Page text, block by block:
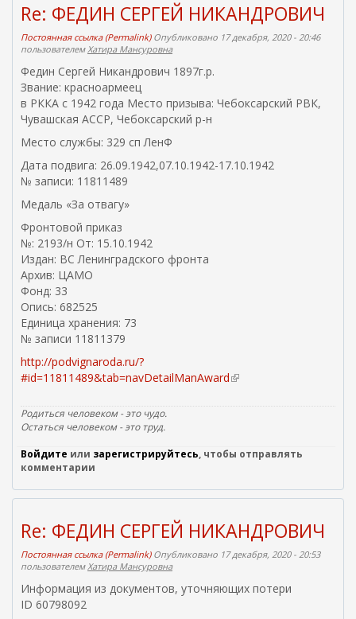
к
а
Re: ФЕДИН СЕРГЕЙ НИКАНДРОВИЧ
Постоянная ссылка (Permalink)Опубликовано 17 декабря, 2020 - 20:46
пользователемХатира Мансуровна
Федин Сергей Никандрович 1897г.р.
Звание: красноармеец
в РККА с 1942 года Место призыва: Чебоксарский РВК,
Чувашская АССР, Чебоксарский р-н
Место службы: 329 сп ЛенФ
Дата подвига: 26.09.1942,07.10.1942-17.10.1942
№ записи: 11811489
Медаль «За отвагу»
Фронтовой приказ
№: 2193/н От: 15.10.1942
Издан: ВС Ленинградского фронта
Архив: ЦАМО
Фонд: 33
Опись: 682525
Единица хранения: 73
№ записи 11811379
http://podvignaroda.ru/?
#id=11811489&tab=navDetailManAward(
н
н
я
с
ы
л
а
Родиться человеком - это чудо.
Остаться человеком - это труд.
Войдите или зарегистрируйтесь, чтобы отправлять
комментарии
Re: ФЕДИН СЕРГЕЙ НИКАНДРОВИЧ
Постоянная ссылка (Permalink)Опубликовано 17 декабря, 2020 - 20:53
пользователемХатира Мансуровна
Информация из документов, уточняющих потери
ID 60798092